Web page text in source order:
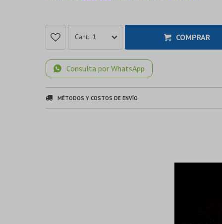
1 COMPRAR
Consulta por WhatsApp
MÉTODOS Y COSTOS DE ENVÍO